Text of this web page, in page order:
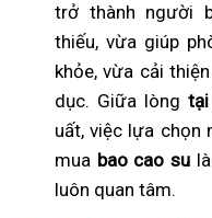
trở thành người
thiếu, vừa giúp
khỏe, vừa cải
dục. Giữa lòng
uất, việc lựa chọn
mua bao cao su
luôn quan tâm.